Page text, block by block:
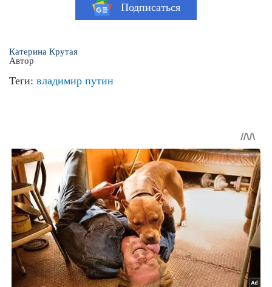
Подписаться
Катерина Крутая
Автор
Теги: владимир путин